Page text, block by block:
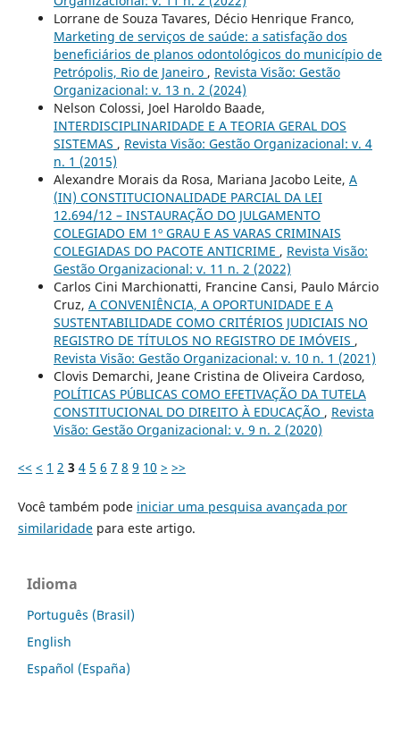
Lorrane de Souza Tavares, Décio Henrique Franco,
Marketing de serviços de saúde: a satisfação dos
beneficiários de planos odontológicos do município de
Petrópolis, Rio de Janeiro , Revista Visão: Gestão
Organizacional: v. 13 n. 2 (2024)
Nelson Colossi, Joel Haroldo Baade,
INTERDISCIPLINARIDADE E A TEORIA GERAL DOS
SISTEMAS , Revista Visão: Gestão Organizacional: v. 4
n. 1 (2015)
Alexandre Morais da Rosa, Mariana Jacobo Leite, A
(IN) CONSTITUCIONALIDADE PARCIAL DA LEI
12.694/12 – INSTAURAÇÃO DO JULGAMENTO
COLEGIADO EM 1º GRAU E AS VARAS CRIMINAIS
COLEGIADAS DO PACOTE ANTICRIME , Revista Visão:
Gestão Organizacional: v. 11 n. 2 (2022)
Carlos Cini Marchionatti, Francine Cansi, Paulo Márcio
Cruz, A CONVENIÊNCIA, A OPORTUNIDADE E A
SUSTENTABILIDADE COMO CRITÉRIOS JUDICIAIS NO
REGISTRO DE TÍTULOS NO REGISTRO DE IMÓVEIS ,
Revista Visão: Gestão Organizacional: v. 10 n. 1 (2021)
Clovis Demarchi, Jeane Cristina de Oliveira Cardoso,
POLÍTICAS PÚBLICAS COMO EFETIVAÇÃO DA TUTELA
CONSTITUCIONAL DO DIREITO À EDUCAÇÃO , Revista
Visão: Gestão Organizacional: v. 9 n. 2 (2020)
<< < 1 2 3 4 5 6 7 8 9 10 > >>
Você também pode iniciar uma pesquisa avançada por
similaridadepara este artigo.
Idioma
Português (Brasil)
English
Español (España)